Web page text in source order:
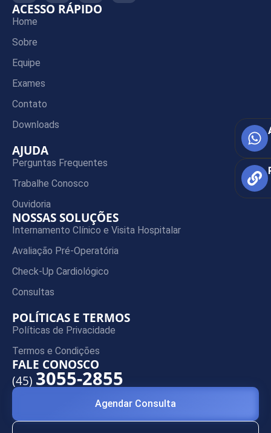
ACESSO RÁPIDO
Home
Sobre
Equipe
Exames
Contato
Downloads
AJUDA
Perguntas Frequentes
Trabalhe Conosco
Ouvidoria
NOSSAS SOLUÇÕES
Internamento Clínico e Visita Hospitalar
Avaliação Pré-Operatória
Check-Up Cardiológico
Consultas
POLÍTICAS E TERMOS
Políticas de Privacidade
Termos e Condições
FALE CONOSCO
(45) 3055-2855
Agendar Consulta